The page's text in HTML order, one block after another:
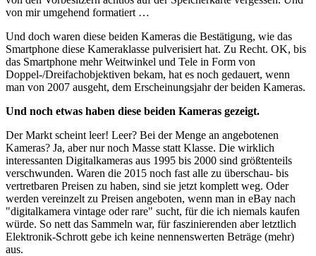
von mir umgehend formatiert …
Und doch waren diese beiden Kameras die Bestätigung, wie das
Smartphone diese Kameraklasse pulverisiert hat. Zu Recht. OK, bis
das Smartphone mehr Weitwinkel und Tele in Form von
Doppel-/Dreifachobjektiven bekam, hat es noch gedauert, wenn
man von 2007 ausgeht, dem Erscheinungsjahr der beiden Kameras.
Und noch etwas haben diese beiden Kameras gezeigt.
Der Markt scheint leer! Leer? Bei der Menge an angebotenen
Kameras? Ja, aber nur noch Masse statt Klasse. Die wirklich
interessanten Digitalkameras aus 1995 bis 2000 sind größtenteils
verschwunden. Waren die 2015 noch fast alle zu überschau- bis
vertretbaren Preisen zu haben, sind sie jetzt komplett weg. Oder
werden vereinzelt zu Preisen angeboten, wenn man in eBay nach
"digitalkamera vintage oder rare" sucht, für die ich niemals kaufen
würde. So nett das Sammeln war, für faszinierenden aber letztlich
Elektronik-Schrott gebe ich keine nennenswerten Beträge (mehr)
aus.